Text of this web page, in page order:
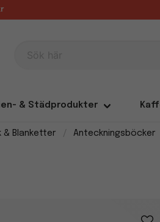
& Städprodukter
& Blanketter Anteckningsböcker